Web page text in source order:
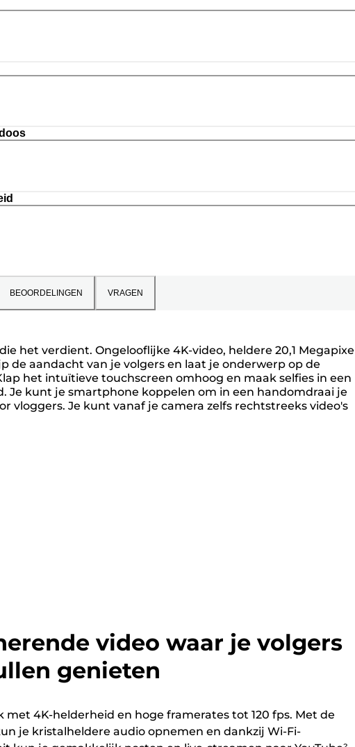
BEOORDELINGEN VRAGEN
het verdient. Ongelooflijke 4K-video, heldere 20,1
aandacht van je volgers en laat je onderwerp op de
het intuïtieve touchscreen omhoog en maak selfies in een
Je kunt je smartphone koppelen om in een handomdraai je
vloggers. Je kunt vanaf je camera zelfs rechtstreeks video's
video waar je volgers
genieten
met 4K-helderheid en hoge framerates tot 120 fps. Met de
je kristalheldere audio opnemen en dankzij Wi-Fi-